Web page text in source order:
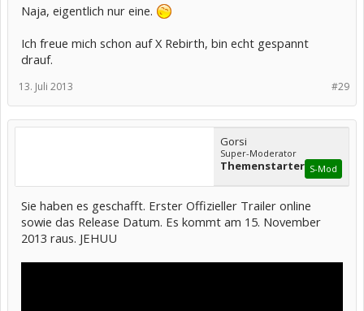
Naja, eigentlich nur eine.
Ich freue mich schon auf X Rebirth, bin echt gespannt
drauf.
#29
13. Juli 2013
Gorsi
Super-Moderator
Themenstarter S-Mod
Sie haben es geschafft. Erster Offizieller Trailer online
sowie das Release Datum. Es kommt am 15. November
2013 raus. JEHUU